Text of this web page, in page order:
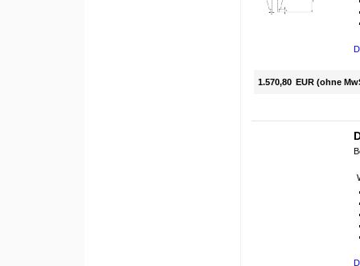
1.570,80 EUR (ohne